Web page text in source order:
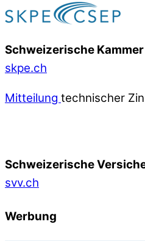
Schweizerische
skpe.ch
Mitteilung technischer
Schweizerische
svv.ch
Werbung